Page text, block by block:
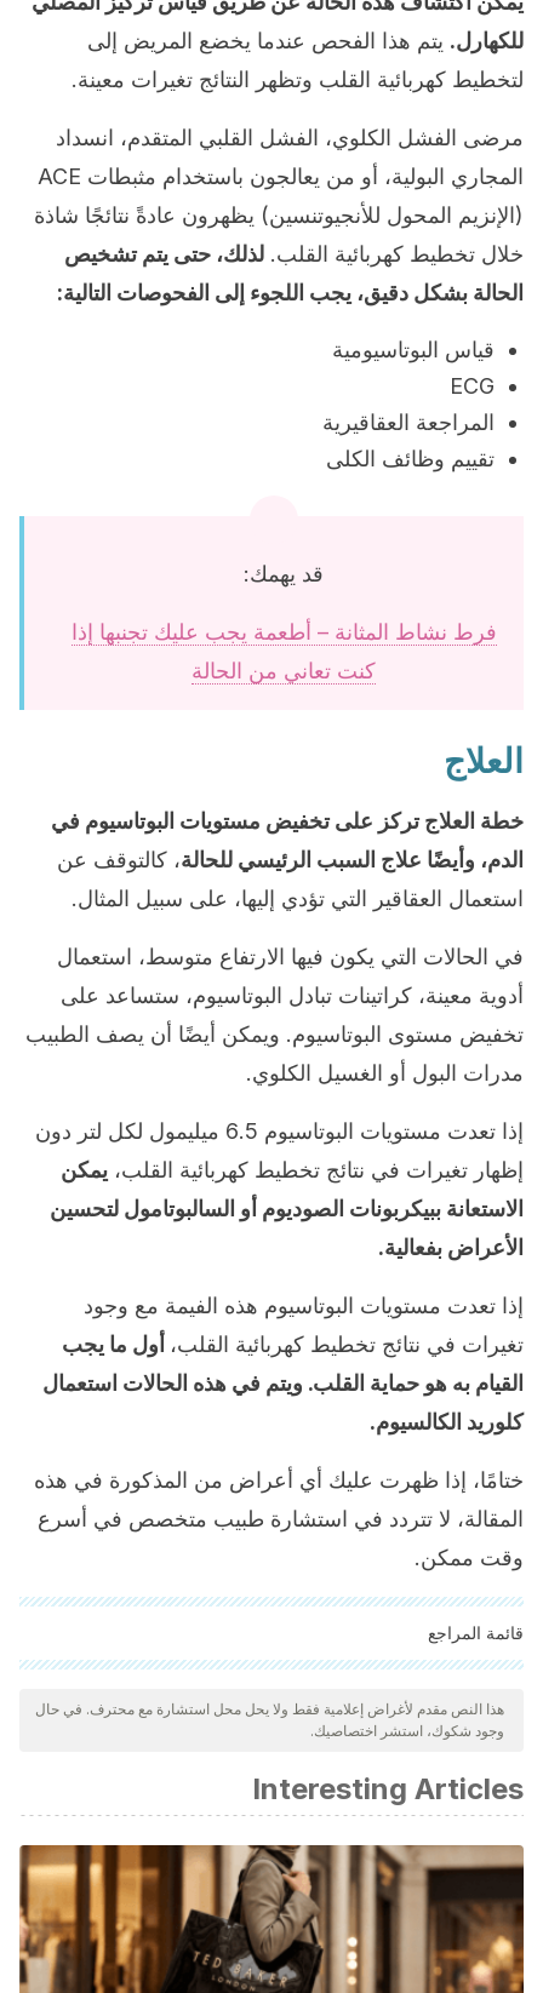
للكهارل. يتم هذا الفحص عندما يخضع المريض إلى
لتخطيط كهربائية القلب وتظهر النتائج تغيرات معينة.
مرضى الفشل الكلوي، الفشل القلبي المتقدم، انسداد
المجاري البولية، أو من يعالجون باستخدام مثبطات ACE
(الإنزيم المحول للأنجيوتنسين) يظهرون عادةً نتائجًا شاذة
خلال تخطيط كهربائية القلب. لذلك، حتى يتم تشخيص
الحالة بشكل دقيق، يجب اللجوء إلى الفحوصات التالية:
قياس البوتاسيومية
ECG
المراجعة العقاقيرية
تقييم وظائف الكلى
قد يهمك:
فرط نشاط المثانة – أطعمة يجب عليك تجنبها إذا
كنت تعاني من الحالة
العلاج
خطة العلاج تركز على تخفيض مستويات البوتاسيوم في
الدم، وأيضًا علاج السبب الرئيسي للحالة، كالتوقف عن
استعمال العقاقير التي تؤدي إليها، على سبيل المثال.
في الحالات التي يكون فيها الارتفاع متوسط، استعمال
أدوية معينة، كراتينات تبادل البوتاسيوم، ستساعد على
تخفيض مستوى البوتاسيوم. ويمكن أيضًا أن يصف الطبيب
مدرات البول أو الغسيل الكلوي.
إذا تعدت مستويات البوتاسيوم 6.5 ميليمول لكل لتر دون
إظهار تغيرات في نتائج تخطيط كهربائية القلب، يمكن
الاستعانة ببيكربونات الصوديوم أو السالبوتامول لتحسين
الأعراض بفعالية.
إذا تعدت مستويات البوتاسيوم هذه الفيمة مع وجود
تغيرات في نتائج تخطيط كهربائية القلب، أول ما يجب
القيام به هو حماية القلب. ويتم في هذه الحالات استعمال
كلوريد الكالسيوم.
ختامًا، إذا ظهرت عليك أي أعراض من المذكورة في هذه
المقالة، لا تتردد في استشارة طبيب متخصص في أسرع
وقت ممكن.
قائمة المراجع
"تمت مراجعة جميع المصادر المذكورة بعناية شديدة من قبل فريقنا
لضمان جودتها وموثوقيتها وتحديثها وصحتها. تم اعتبار الببليوغرافيا لهذه
المقالة موثوقة ودقيقة من الناحية الأكاديمية أو العلمية.
Flamant, M., & Boulanger, H.
(2012). Hiperpotasemia
https://doi.org/10.1016/S1636-
5410(12)61915-1
De Sequera, P., Alcázar, R., Albalate, M., Pérez-
García, R., Corchete, E., Asegurado, P., … Ortega-
Díaz, M.(2014).Hiperpotasemia en pacientes
hospitalizados. ??C??mo evitarla? Nefrologia.
هذا النص مقدم لأغراض إعلامية فقط ولا يحل محل استشارة مع محترف. في حال
وجود شكوك، استشر اختصاصيك.
Interesting Articles